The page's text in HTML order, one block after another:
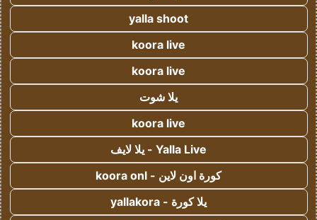
yalla shoot
koora live
koora live
يلا شوت
koora live
Yalla Live - يلا لايف
كورة اون لاين - koora onl
يلا كورة - yallakora